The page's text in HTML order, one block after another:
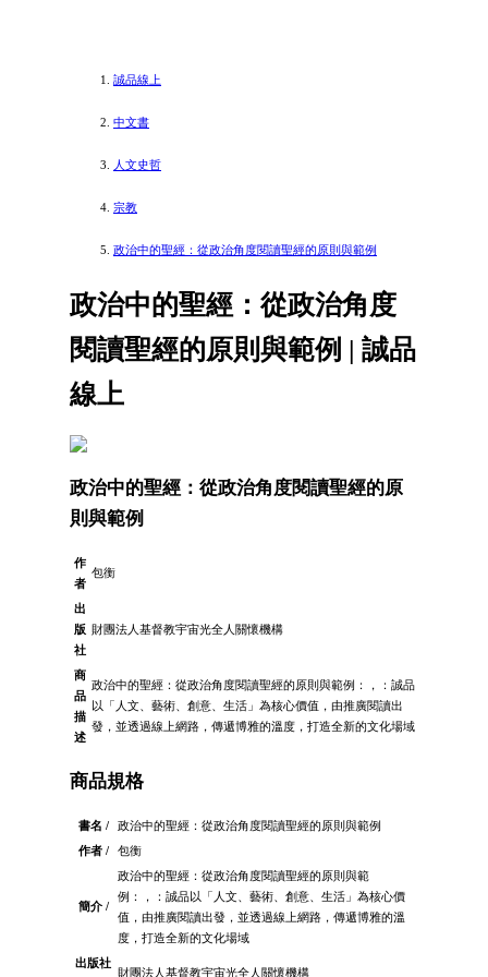
誠品線上
中文書
人文史哲
宗教
政治中的聖經：從政治角度閱讀聖經的原則與範例
政治中的聖經：從政治角度
閱讀聖經的原則與範例 | 誠品
線上
政治中的聖經：從政治角度閱讀聖經的原
則與範例
作
者
包衡
出
版
社
財團法人基督教宇宙光全人關懷機構
商
品
描
述
政治中的聖經：從政治角度閱讀聖經的原則與範例：，：誠品
以「人文、藝術、創意、生活」為核心價值，由推廣閱讀出
發，並透過線上網路，傳遞博雅的溫度，打造全新的文化場域
商品規格
書名 /
政治中的聖經：從政治角度閱讀聖經的原則與範例
作者 /
包衡
簡介 /
政治中的聖經：從政治角度閱讀聖經的原則與範
例：，：誠品以「人文、藝術、創意、生活」為核心價
值，由推廣閱讀出發，並透過線上網路，傳遞博雅的溫
度，打造全新的文化場域
出版社
財團法人基督教宇宙光全人關懷機構